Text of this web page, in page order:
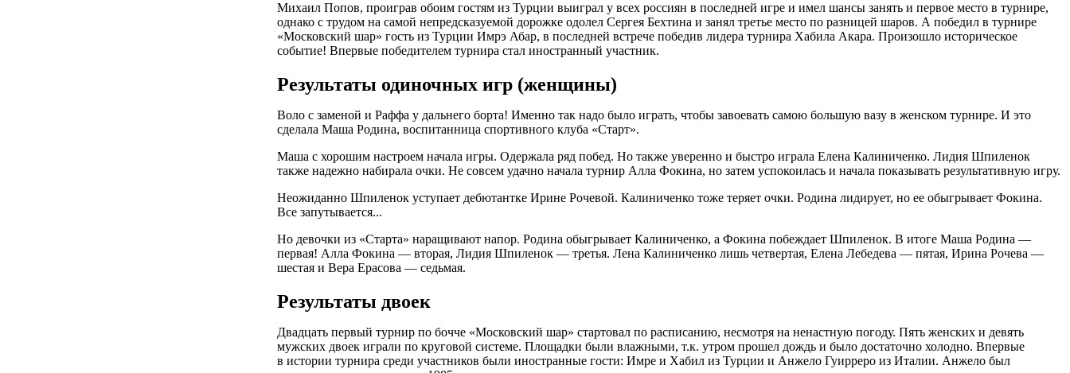
Михаил Попов, проиграв обоим гостям из Турции выиграл у всех россиян в последней игре и имел шансы занять и первое место в турнире,
однако с трудом на самой непредсказуемой дорожке одолел Сергея Бехтина и занял третье место по разницей шаров. А победил в турнире
«Московский шар» гость из Турции Имрэ Абар, в последней встрече победив лидера турнира Хабила Акара. Произошло историческое
событие! Впервые победителем турнира стал иностранный участник.
Результаты одиночных игр (женщины)
Воло с заменой и Раффа у дальнего борта! Именно так надо было играть, чтобы завоевать самою большую вазу в женском турнире. И это
сделала Маша Родина, воспитанница спортивного клуба «Старт».
Маша с хорошим настроем начала игры. Одержала ряд побед. Но также уверенно и быстро играла Елена Калиниченко. Лидия Шпиленок
также надежно набирала очки. Не совсем удачно начала турнир Алла Фокина, но затем успокоилась и начала показывать результативную игру.
Неожиданно Шпиленок уступает дебютантке Ирине Рочевой. Калиниченко тоже теряет очки. Родина лидирует, но ее обыгрывает Фокина.
Все запутывается...
Но девочки из «Старта» наращивают напор. Родина обыгрывает Калиниченко, а Фокина побеждает Шпиленок. В итоге Маша Родина —
первая! Алла Фокина — вторая, Лидия Шпиленок — третья. Лена Калиниченко лишь четвертая, Елена Лебедева — пятая, Ирина Рочева —
шестая и Вера Ерасова — седьмая.
Результаты двоек
Двадцать первый турнир по бочче «Московский шар» стартовал по расписанию, несмотря на ненастную погоду. Пять женских и девять
мужских двоек играли по круговой системе. Площадки были влажными, т.к. утром прошел дождь и было достаточно холодно. Впервые
в истории турнира среди участников были иностранные гости: Имре и Хабил из Турции и Анжело Гуирреро из Италии. Анжело был